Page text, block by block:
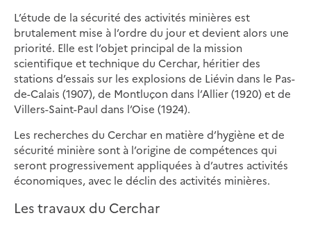
L’étude de la sécurité des activités minières est
brutalement mise à l’ordre du jour et devient alors une
priorité. Elle est l’objet principal de la mission
scientifique et technique du Cerchar, héritier des
stations d’essais sur les explosions de Liévin dans le Pas-
de-Calais (1907), de Montluçon dans l’Allier (1920) et de
Villers-Saint-Paul dans l’Oise (1924).
Les recherches du Cerchar en matière d’hygiène et de
sécurité minière sont à l’origine de compétences qui
seront progressivement appliquées à d’autres activités
économiques, avec le déclin des activités minières.
Les travaux du Cerchar